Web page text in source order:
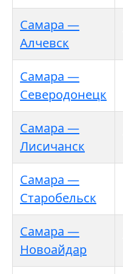
Самара —
Алчевск
Самара —
Северодонецк
Самара —
Лисичанск
Самара —
Старобельск
Самара —
Новоайдар